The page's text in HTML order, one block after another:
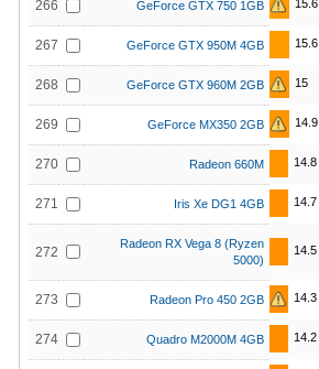
266 GeForce GTX 750 1GB 15.6
267 GeForce GTX 950M 4GB 15.6
268 GeForce GTX 960M 2GB 15
269 GeForce MX350 2GB 14.9
270 Radeon 660M 14.8
271 Iris Xe DG1 4GB 14.7
272
Radeon RX Vega 8 (Ryzen
5000)
14.5
273 Radeon Pro 450 2GB 14.3
274 Quadro M2000M 4GB 14.2